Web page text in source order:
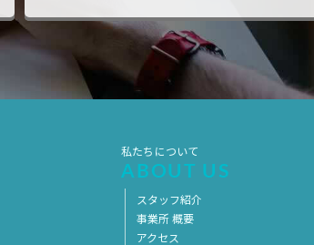
2019年9月 2019年8月
2019年7月 2019年6月
2019年1月
2018年11月
2018年9月
私たちについて
ABOUT US
スタッフ紹介
事業所 概要
アクセス